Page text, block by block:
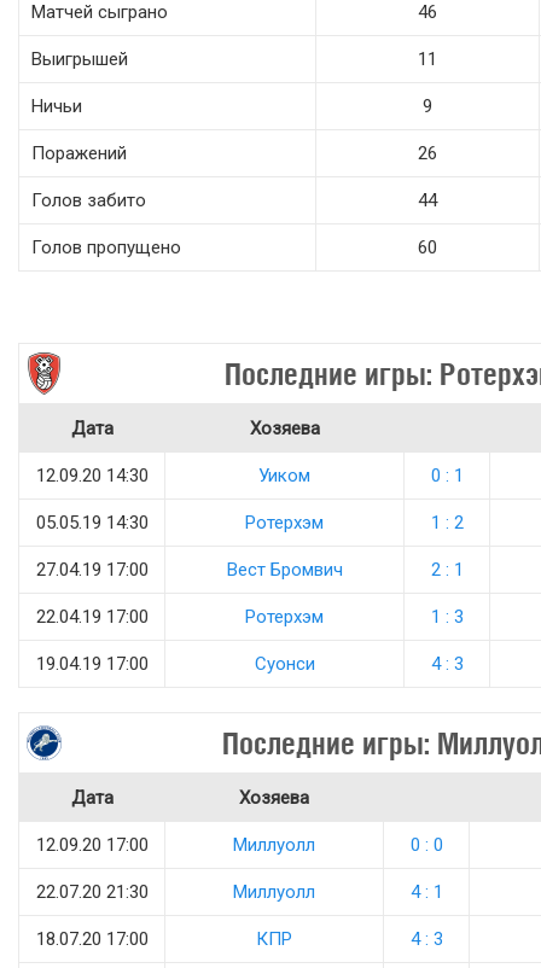
Матчей сыграно 46
Выигрышей 11
Ничьи 9
Поражений 26
Голов забито 44
Голов пропущено 60
Последние игры:
Дата Хозяева
12.09.20 14:30 Уиком 0 : 1
05.05.19 14:30 Ротерхэм 1 : 2
27.04.19 17:00 Вест Бромвич 2 : 1
22.04.19 17:00 Ротерхэм 1 : 3
19.04.19 17:00 Суонси 4 : 3
Последние игры:
Дата Хозяева
12.09.20 17:00 Миллуолл 0 : 0
22.07.20 21:30 Миллуолл 4 : 1
18.07.20 17:00 КПР 4 : 3